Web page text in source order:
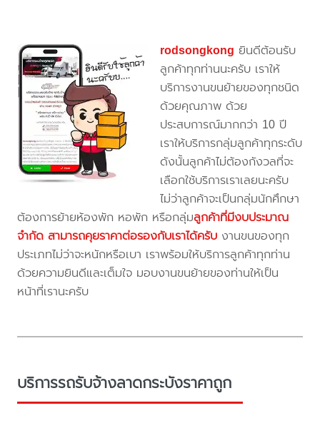
rodsongkong ยินดีต้อนรับ
ลูกค้าทุกท่านนะครับ เราให้
บริการงานขนย้ายของทุกชนิด
ด้วยคุณภาพ ด้วย
ประสบการณ์มากกว่า 10 ปี
เราให้บริการกลุ่มลูกค้าทุกระดับ
ดังนั้นลูกค้าไม่ต้องกังวลที่จะ
เลือกใช้บริการเราเลยนะครับ
ไม่ว่าลูกค้าจะเป็นกลุ่มนักศึกษา
ต้องการย้ายห้องพัก หอพัก หรือกลุ่มลูกค้าที่มีงบประมาณ
จำกัด สามารถคุยราคาต่อรองกับเราได้ครับ งานขนของทุก
ประเภทไม่ว่าจะหนักหรือเบา เราพร้อมให้บริการลูกค้าทุกท่าน
ด้วยความยินดีและเต็มใจ มอบงานขนย้ายของท่านให้เป็น
หน้าที่เรานะครับ
บริการรถรับจ้างลาดกระบังราคาถูก